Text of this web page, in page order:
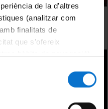
de la d’altres
(analitzar com
finalitats de
que s’ofereix
del lloc web de la
de Barcelona.